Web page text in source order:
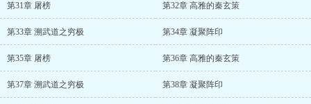
第31章 屠榜 第32章 高雅的秦玄策
第33章 溯武道之穷极 第34章 凝聚阵印
第35章 屠榜 第36章 高雅的秦玄策
第37章 溯武道之穷极 第38章 凝聚阵印